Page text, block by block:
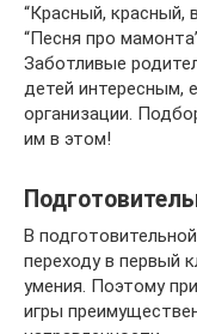
“Красный, красный,
“Песня про
Заботливые
детей интересным,
организации.
им в этом!
В
переходу в первый
умения. Поэтому
игры